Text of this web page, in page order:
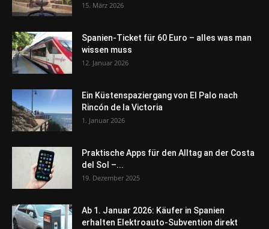
15. März 2026
Spanien-Ticket für 60 Euro – alles was man
wissen muss
12. Januar 2026
Ein Küstenspaziergang von El Palo nach
Rincón de la Victoria
1. Januar 2026
Praktische Apps für den Alltag an der Costa
del Sol –...
19. Dezember 2025
Ab 1. Januar 2026: Käufer in Spanien
erhalten Elektroauto-Subvention direkt